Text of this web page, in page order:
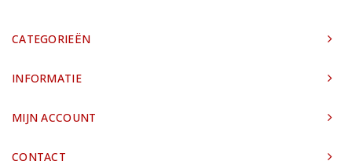
CATEGORIEËN
INFORMATIE
MIJN ACCOUNT
CONTACT